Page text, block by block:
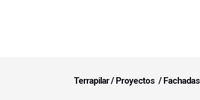
Terrapilar/Proyectos /Fachadas